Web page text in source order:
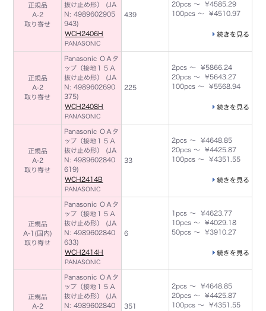
正規品
A-2
取り寄せ
抜け止め形） (JA
N: 4989602905
943)
WCH2406H
PANASONIC
439
20pcs ～ ¥4585.29
100pcs ～ ¥4510.97
続きを見る
正規品
A-2
取り寄せ
Panasonic ＯＡタ
ップ（接地１５Ａ
抜け止め形） (JA
N: 4989602690
375)
WCH2408H
PANASONIC
225
2pcs ～ ¥5866.24
20pcs ～ ¥5643.27
100pcs ～ ¥5568.94
続きを見る
正規品
A-2
取り寄せ
Panasonic ＯＡタ
ップ（接地１５Ａ
抜け止め形） (JA
N: 4989602840
619)
WCH2414B
PANASONIC
33
2pcs ～ ¥4648.85
20pcs ～ ¥4425.87
100pcs ～ ¥4351.55
続きを見る
正規品
A-1(国内)
取り寄せ
Panasonic ＯＡタ
ップ（接地１５Ａ
抜け止め形） (JA
N: 4989602840
633)
WCH2414H
PANASONIC
6
1pcs ～ ¥4623.77
10pcs ～ ¥4029.18
50pcs ～ ¥3910.27
続きを見る
正規品
A-2
Panasonic ＯＡタ
ップ（接地１５Ａ
抜け止め形） (JA
N: 4989602840
351
2pcs ～ ¥4648.85
20pcs ～ ¥4425.87
100pcs ～ ¥4351.55